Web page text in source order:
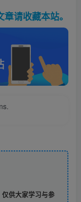
请收藏本站。
供大家学习与参